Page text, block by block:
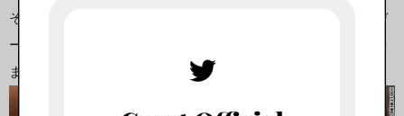
そんなためか、40代〜50代向けの「Speed Dating（スピードデ
ーティング）」を頻繁に目にします。50代〜60代向けのもあり
ます。